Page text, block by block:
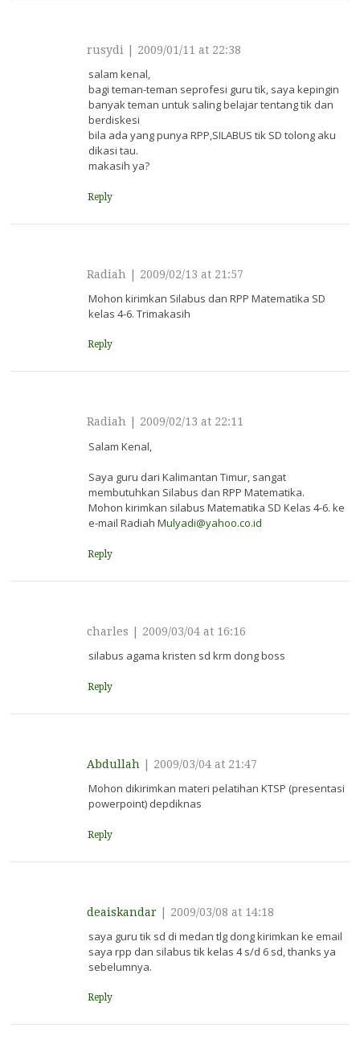
rusydi 2009/01/11 at 22:38
salam kenal,
bagi teman-teman seprofesi guru tik, saya kepingin
banyak teman untuk saling belajar tentang tik dan
berdiskesi
bila ada yang punya RPP,SILABUS tik SD tolong aku
dikasi tau.
makasih ya?
Reply
Radiah | 2009/02/13 at 21:57
Mohon kirimkan Silabus dan RPP Matematika SD
kelas 4-6. Trimakasih
Reply
Radiah 2009/02/13 at 22:11
Salam Kenal,
Saya guru dari Kalimantan Timur, sangat
membutuhkan Silabus dan RPP Matematika.
Mohon kirimkan silabus Matematika SD Kelas 4-6. ke
e-mail Radiah Mulyadi@yahoo.co.id
Reply
charles 2009/03/04 at 16:16
silabus agama kristen sd krm dong boss
Reply
Abdullah 2009/03/04 at 21:47
Mohon dikirimkan materi pelatihan KTSP (presentasi
powerpoint) depdiknas
Reply
deaiskandar | 2009/03/08 at 14:18
saya guru tik sd di medan tlg dong kirimkan ke email
saya rpp dan silabus tik kelas 4 s/d 6 sd, thanks ya
sebelumnya.
Reply